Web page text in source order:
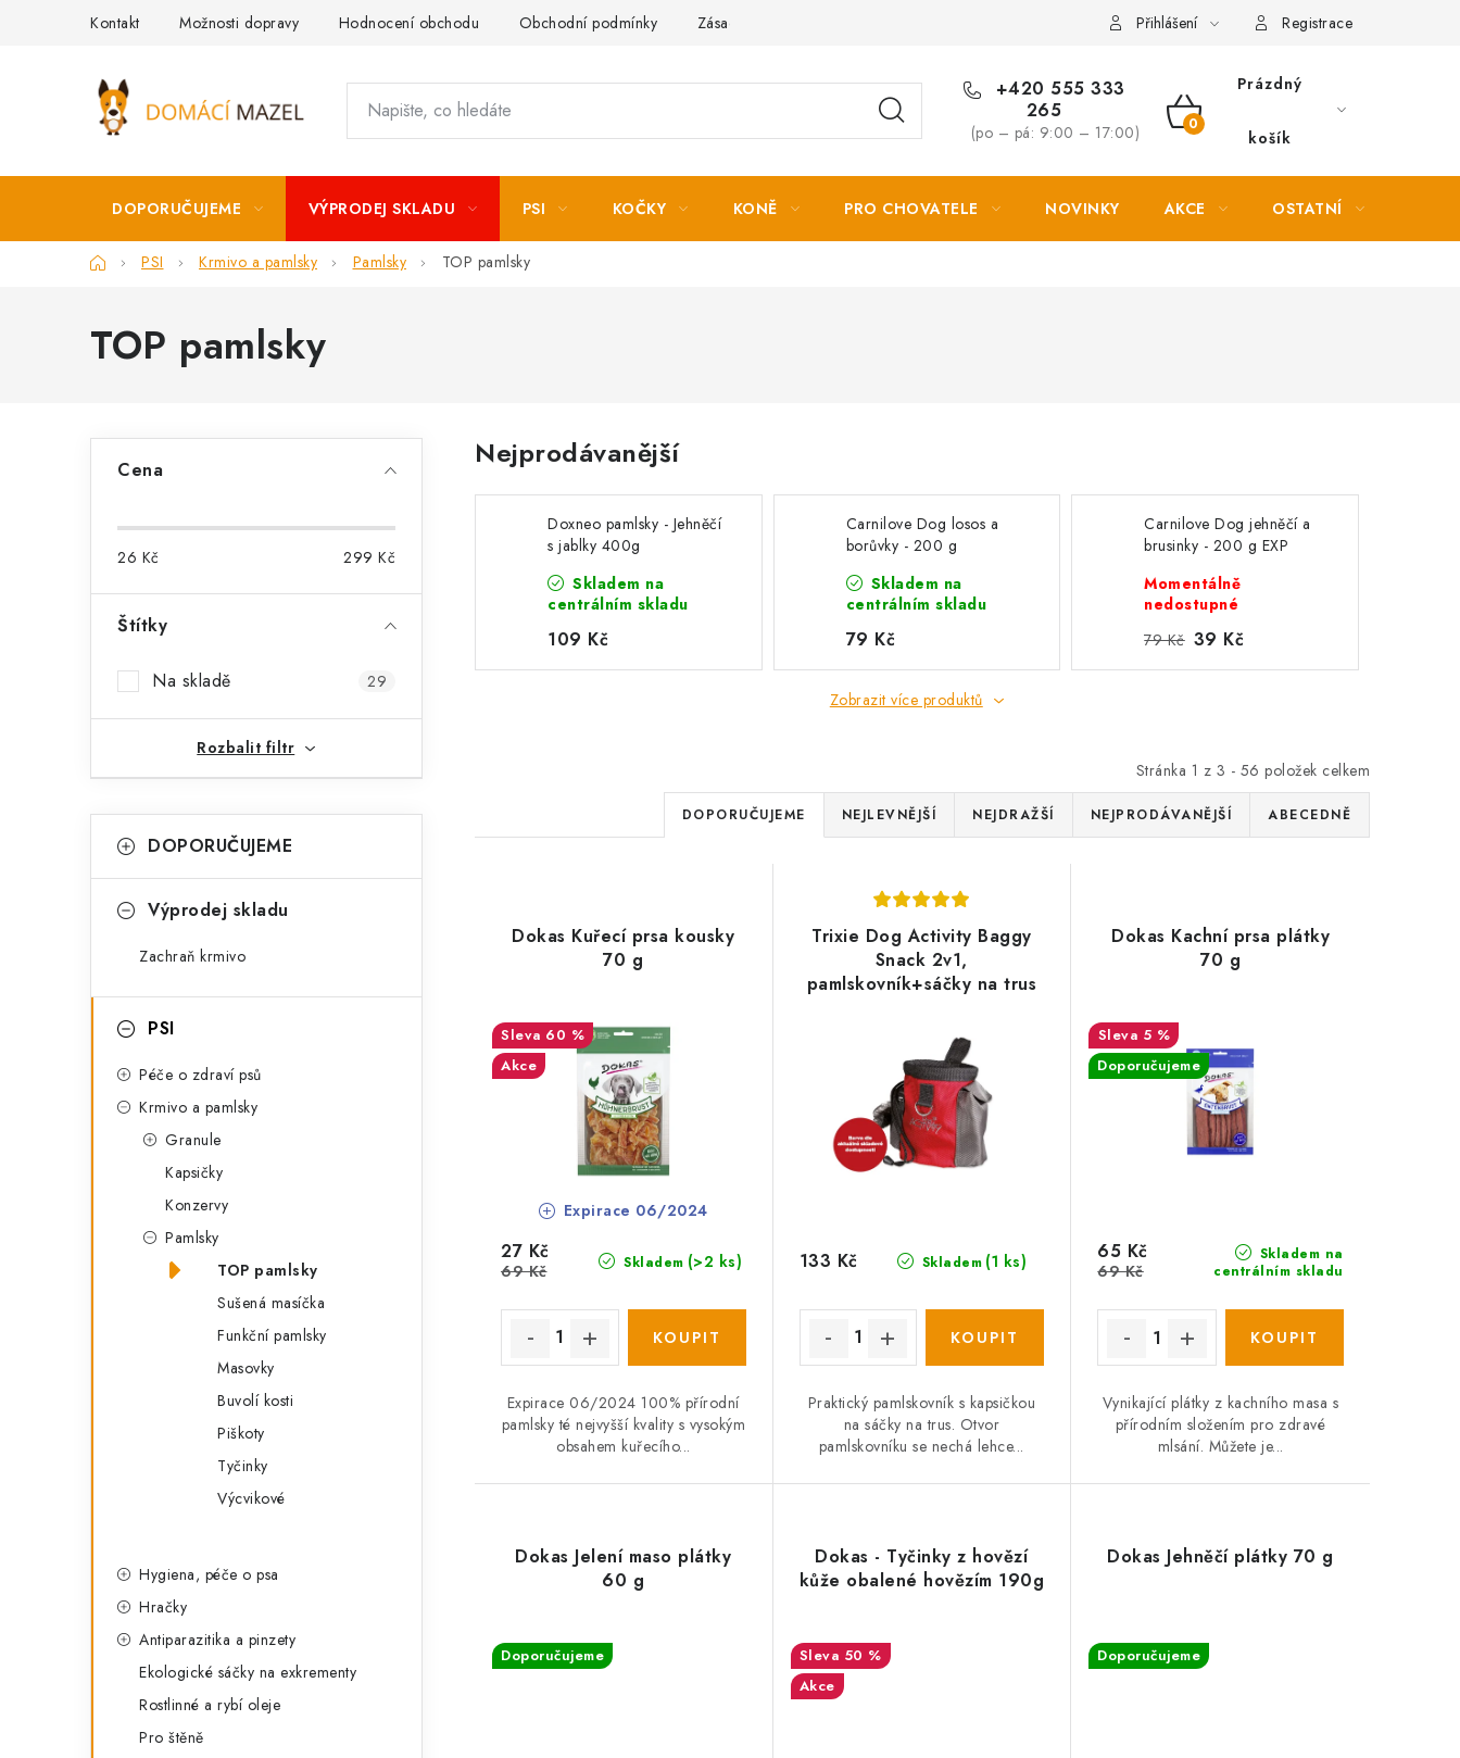
Kontakt Možnosti dopravy Hodnocení obchodu Obchodní podmínky Zásady zpracování osobních údajů Přihlášení Registrace
+420 555 333
265
(po – pá: 9:00 – 17:00)
NÁKUPNÍ
Prázdný
košík
DOPORUČUJEME VÝPRODEJ SKLADU PSI KOČKY KONĚ PRO CHOVATELE NOVINKY AKCE OSTATNÍ
DomůPSI Krmivo a pamlsky Pamlsky TOP pamlsky
TOP pamlsky
t
n
í
p
a
l
Cena
26 Kč 299 Kč
Štítky
Na skladě 29
Rozbalit filtr
kategorie
a
o
DOPORUČUJEME
Výprodej skladu
Zachraň krmivo
PSI
Péče o zdraví psů
Krmivo a pamlsky
Granule
Kapsičky
Konzervy
Pamlsky
TOP pamlsky
Sušená masíčka
Funkční pamlsky
Masovky
Buvolí kosti
Piškoty
Tyčinky
Výcvikové
Hygiena, péče o psa
Hračky
Antiparazitika a pinzety
Ekologické sáčky na exkrementy
Rostlinné a rybí oleje
Pro štěně
Nejprodávanější
Doxneo pamlsky - Jehněčí
s jablky 400g
Skladem na
centrálním skladu
109 Kč
Carnilove Dog losos a
borůvky - 200 g
Skladem na
centrálním skladu
79 Kč
Carnilove Dog jehněčí a
brusinky - 200 g EXP
Momentálně
nedostupné
79 Kč 39 Kč
Zobrazit více produktů
Stránka 1 z 3 - 56 položek celkem
Ř
a
e
í
p
r
o
d
u
k
t
ů
DOPORUČUJEME NEJLEVNĚJŠÍ NEJDRAŽŠÍ NEJPRODÁVANĚJŠÍ ABECEDNĚ
Dokas Kuřecí prsa kousky
70 g
60 %
Akce
Expirace 06/2024
Skladem (>2 ks)
27 Kč
69 Kč
Expirace 06/2024 100% přírodní
pamlsky té nejvyšší kvality s vysokým
obsahem kuřecího...
Trixie Dog Activity Baggy
Snack 2v1,
pamlskovník+sáčky na trus
Skladem (1 ks)
133 Kč
Praktický pamlskovník s kapsičkou
na sáčky na trus. Otvor
pamlskovníku se nechá lehce...
Dokas Kachní prsa plátky
70 g
5 %
Doporučujeme
Skladem na
centrálním skladu
65 Kč
69 Kč
Vynikající plátky z kachního masa s
přírodním složením pro zdravé
mlsání. Můžete je...
Dokas Jelení maso plátky
60 g
Doporučujeme
Dokas - Tyčinky z hovězí
kůže obalené hovězím 190g
50 %
Akce
Dokas Jehněčí plátky 70 g
Doporučujeme